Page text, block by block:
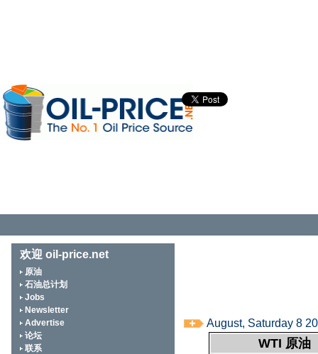
欢迎 oil-price.net
原油
石油总计划
Jobs
Newsletter
Advertise
论坛
联系
August, Saturday 8
WTI 原油